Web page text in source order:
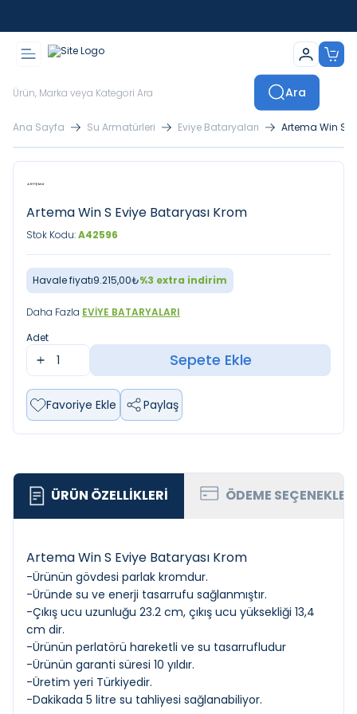
Ara
Ana Sayfa Su Armatürleri Eviye Bataryaları Artema Win S
Artema Win S Eviye Bataryası Krom
Stok Kodu:A42596
Havale fiyatı9.215,00₺%3 extra indirim
Daha Fazla EVIYE BATARYALARI
Adet
Sepete Ekle
Favoriye Ekle Paylaş
ÜRÜN ÖZELLIKLERI ÖDEME
Artema Win S Eviye Bataryası Krom
-Ürünün gövdesi parlak kromdur.
-Üründe su ve enerji tasarrufu sağlanmıştır.
-Çıkış ucu uzunluğu 23.2 cm, çıkış ucu yüksekliği 13,4
cm dir.
-Ürünün perlatörü hareketli ve su tasarrufludur
-Ürünün garanti süresi 10 yıldır.
-Üretim yeri Türkiyedir.
-Dakikada 5 litre su tahliyesi sağlanabiliyor.